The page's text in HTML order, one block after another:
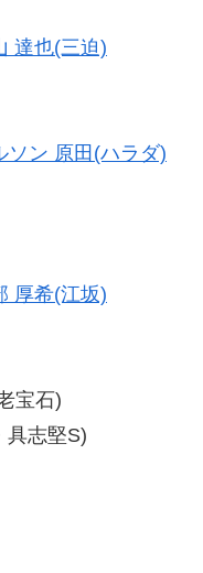
達也(三迫)
ソン 原田(ハラダ)
厚希(江坂)
宝石)
志堅S)